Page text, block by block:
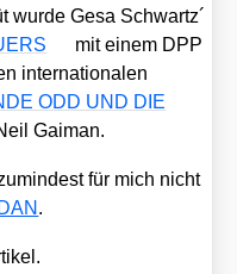
wur­de Gesa Schwartz´
mit einem DPP
inter­na­tio­na­len
ODD UND DIE
Gai­man.
für mich nicht
.